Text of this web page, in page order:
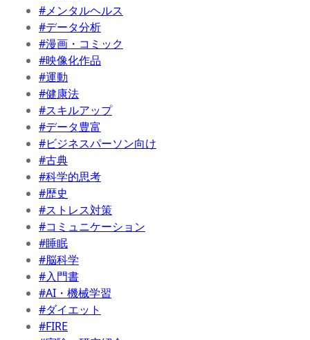
#メンタルヘルス
#データ分析
#漫画・コミック
#映像化作品
#運動
#健康法
#スキルアップ
#データ豊富
#ビジネスパーソン向け
#古典
#科学的思考
#歴史
#ストレス対策
#コミュニケーション
#睡眠
#脳科学
#入門書
#AI・機械学習
#ダイエット
#FIRE